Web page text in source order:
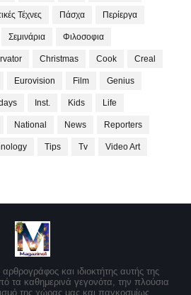
Τέχνες Πάσχα Περίεργα
Σεμινάρια Φιλοσοφια
Christmas Cook Creal
Eurovision Film Genius
Inst. Kids Life
National News Reporters
Tips Tv Video Art
και ιδιοκτήτης αυτής της
τα καθημερινά γεγονότα, την πλούσια
της χώρας μας και παγκοσμίως,